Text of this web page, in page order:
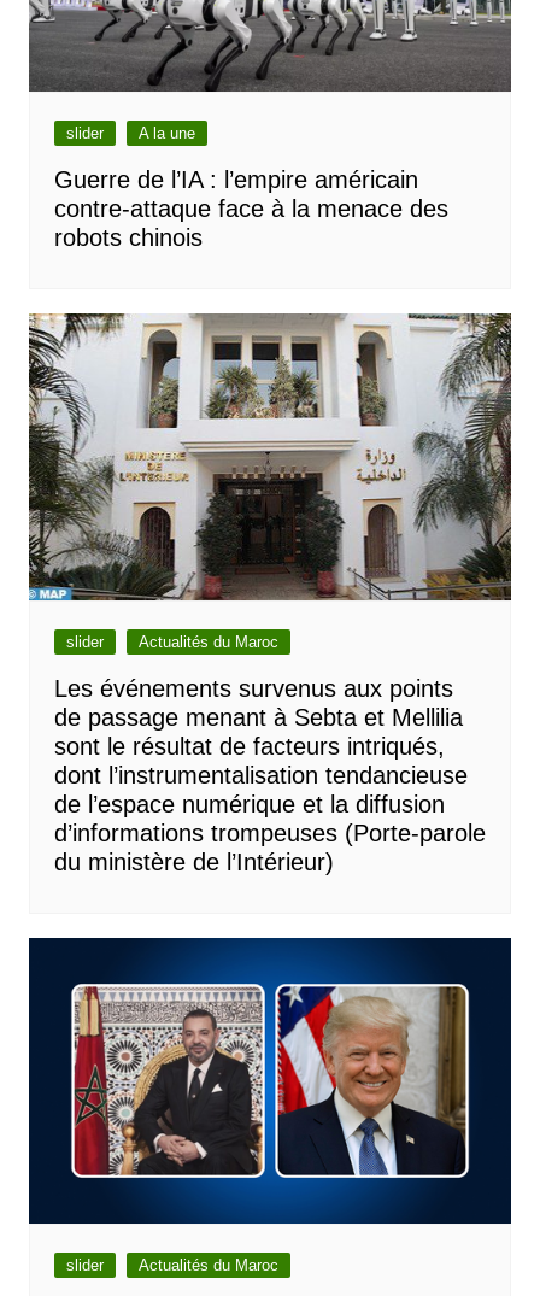
slider A la une
Guerre de l’IA : l’empire américain
contre-attaque face à la menace des
robots chinois
slider Actualités du Maroc
Les événements survenus aux points
de passage menant à Sebta et Mellilia
sont le résultat de facteurs intriqués,
dont l’instrumentalisation tendancieuse
de l’espace numérique et la diffusion
d’informations trompeuses (Porte-parole
du ministère de l’Intérieur)
slider Actualités du Maroc